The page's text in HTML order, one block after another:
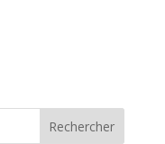
Rechercher